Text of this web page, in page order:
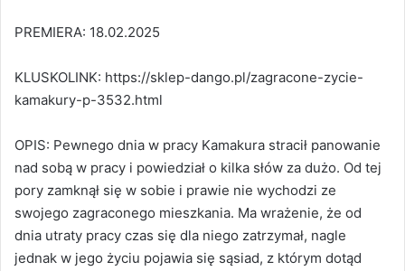
PREMIERA: 18.02.2025
KLUSKOLINK: https://sklep-dango.pl/zagracone-zycie-
kamakury-p-3532.html
OPIS: Pewnego dnia w pracy Kamakura stracił panowanie
nad sobą w pracy i powiedział o kilka słów za dużo. Od tej
pory zamknął się w sobie i prawie nie wychodzi ze
swojego zagraconego mieszkania. Ma wrażenie, że od
dnia utraty pracy czas się dla niego zatrzymał, nagle
jednak w jego życiu pojawia się sąsiad, z którym dotąd